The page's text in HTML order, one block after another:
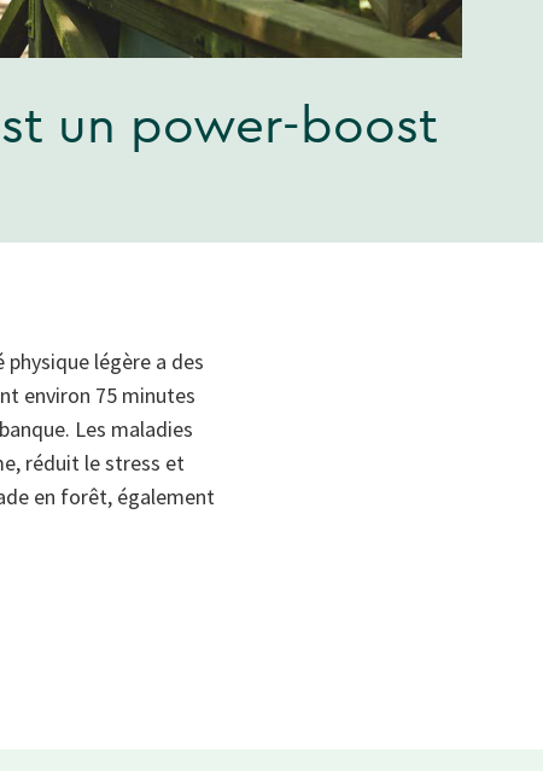
un power-boost
légère a des
environ 75 minutes
Les maladies
réduit le stress et
en forêt, également